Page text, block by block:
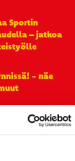
Sportin
– jatkoa
- näe